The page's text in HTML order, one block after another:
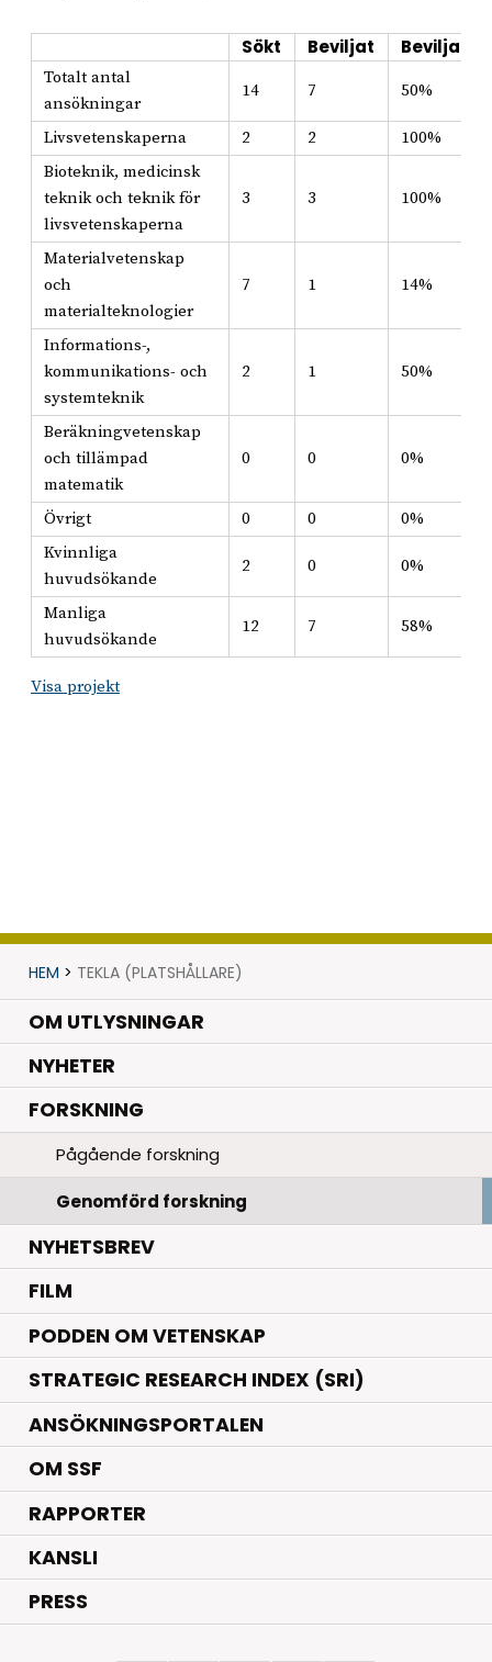
Sökt Beviljat Beviljat i
Totalt antal
ansökningar
14 7 50%
Livsvetenskaperna 2 2
100%
Bioteknik, medicinsk
teknik och teknik för
livsvetenskaperna
3 3 100%
Materialvetenskap
och
materialteknologier
7 1 14%
Informations-,
kommunikations- och
systemteknik
2 1 50%
Beräkningvetenskap
och tillämpad
matematik
0 0 0%
Övrigt 0 0
0%
Kvinnliga
huvudsökande
2 0 0%
Manliga
huvudsökande
12 7 58%
Visa projekt
HEM > TEKLA (PLATSHÅLLARE)
OM UTLYSNINGAR
NYHETER.
FORSKNING.
Pågående forskning
Genomförd forskning
NYHETSBREV
FILM
PODDEN OM VETENSKAP
STRATEGIC RESEARCH INDEX (SRI)
ANSÖKNINGSPORTALEN
OM SSF
RAPPORTER
KANSLI
PRESS